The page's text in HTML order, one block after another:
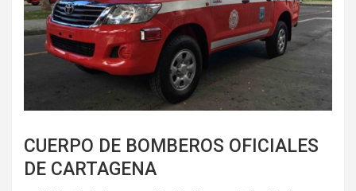
CUERPO DE BOMBEROS OFICIALES
DE CARTAGENA